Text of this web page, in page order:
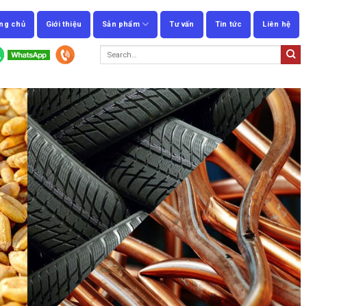
chủ Giới thiệu Sản phẩm Tư vấn Tin tức Liên hệ
Search